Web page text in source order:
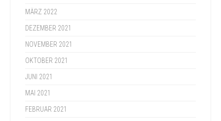
MÄRZ 2022
DEZEMBER 2021
NOVEMBER 2021
OKTOBER 2021
JUNI 2021
MAI 2021
FEBRUAR 2021